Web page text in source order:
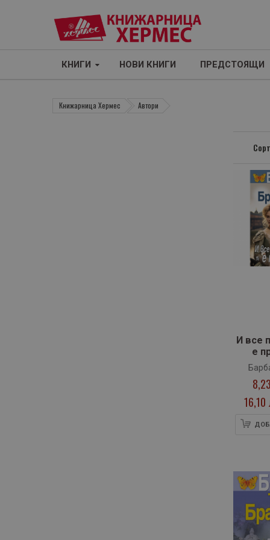
КНИГИ НОВИ КНИГИ ПРЕДСТОЯЩИ
Книжарница Хермес Автори
И все
е
16,10